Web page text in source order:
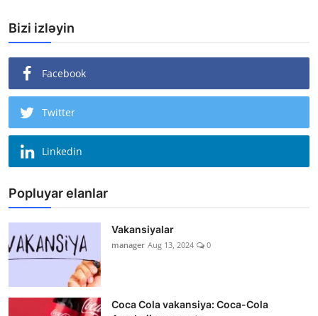
Bizi izləyin
Facebook
Twitter
Linkedin
Popluyar elanlar
Vakansiyalar
manager Aug 13, 2024 0
Coca Cola vakansiya: Coca-Cola